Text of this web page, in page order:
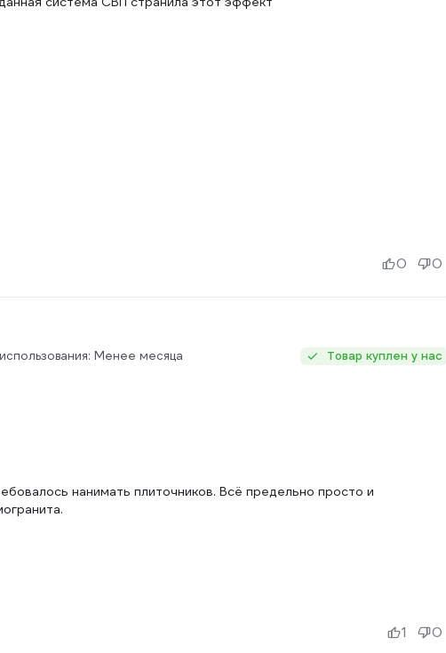
0 0
Менее месяца Товар куплен у нас
нанимать плиточников. Всё предельно просто и
1 0